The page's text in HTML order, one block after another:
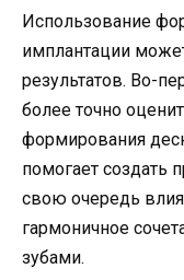
Использование
имплантации
результатов. Во-
более точно
формирования
помогает создать
свою очередь
гармоничное
зубами.